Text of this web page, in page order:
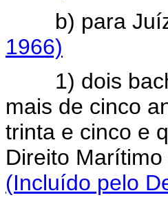
b) para
1966)
1) dois
mais de cinco
trinta e cinco e
Direito
(Incluído pelo